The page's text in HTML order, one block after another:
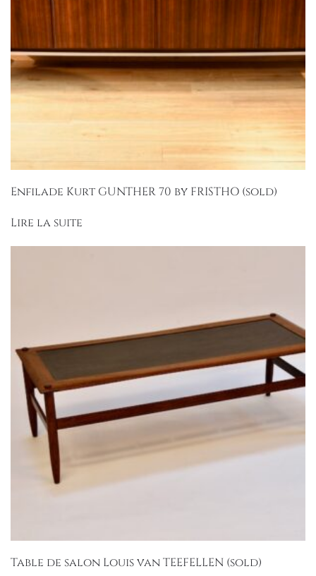
Enfilade Kurt GUNTHER 70 by FRISTHO (sold)
Lire la suite
Table de salon Louis van TEEFELLEN (sold)